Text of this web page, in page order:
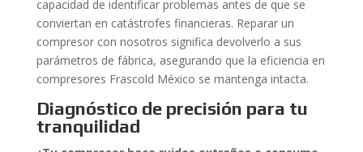
capacidad de identificar problemas antes de que se
conviertan en catástrofes financieras. Reparar un
compresor con nosotros significa devolverlo a sus
parámetros de fábrica, asegurando que la eficiencia en
compresores Frascold México se mantenga intacta.
Diagnóstico de precisión para tu
tranquilidad